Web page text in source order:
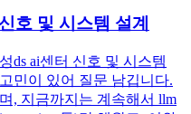
호 및 시스템 설계
ds ai센터 신호 및 시스템
민이 있어 질문 남깁니다.
, 지금까지는 계속해서 llm